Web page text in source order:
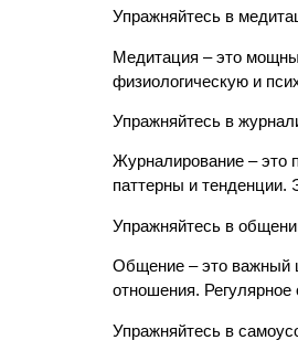
Упражняйтесь в
Медитация – это
физиологическую и
Упражняйтесь в
Журналирование – это
паттерны и тенденции.
Упражняйтесь в
Общение – это важный
отношения.
Упражняйтесь в